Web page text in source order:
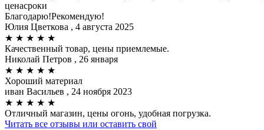
ценасроки
Благодарю!Рекомендую!
Юлия Цветкова , 4 августа 2025
★ ★ ★ ★ ★
Качественный товар, цены приемлемые.
Николай Петров , 26 января
★ ★ ★ ★ ★
Хороший материал
иван Васильев , 24 ноября 2023
★ ★ ★ ★ ★
Отличный магазин, цены огонь, удобная погрузка.
Читать все отзывы или оставить свой